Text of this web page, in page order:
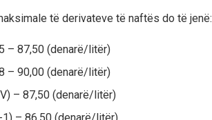
të derivateve të naftës do të jenë:
– 87,50 (denarë/litër)
– 90,00 (denarë/litër)
– 87,50 (denarë/litër)